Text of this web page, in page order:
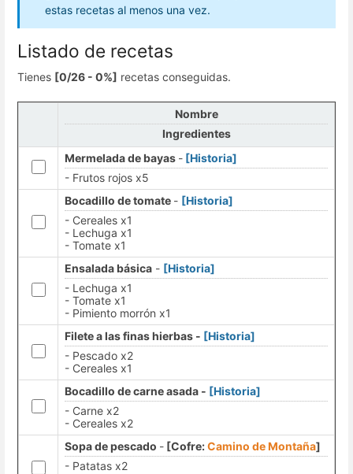
estas recetas al menos una vez.
Listado de recetas
Tienes [0/26 - 0%] recetas conseguidas.
Nombre
Ingredientes
Mermelada de bayas - [Historia]
- Frutos rojos x5
Bocadillo de tomate - [Historia]
- Cereales x1
- Lechuga x1
- Tomate x1
Ensalada básica - [Historia]
- Lechuga x1
- Tomate x1
- Pimiento morrón x1
Filete a las finas hierbas - [Historia]
- Pescado x2
- Cereales x1
Bocadillo de carne asada - [Historia]
- Carne x2
- Cereales x2
Sopa de pescado - [Cofre:Camino de Montaña]
- Patatas x2